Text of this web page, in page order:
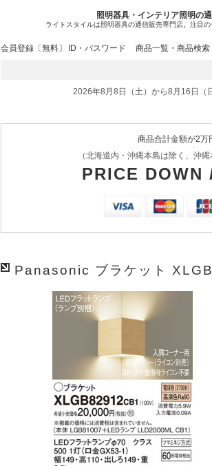
照明器具・インテリア照明の
ライトスタイルは照明器具の通信販売専門店。注目
会員登録〔無料〕 ID・パスワード 商品一覧・商品検索
2026年8月8日（土）から8月16日（
商品合計金額が2万
（北海道内・沖縄本島は除く、沖
PRICE DOWN
Panasonic ブラケット